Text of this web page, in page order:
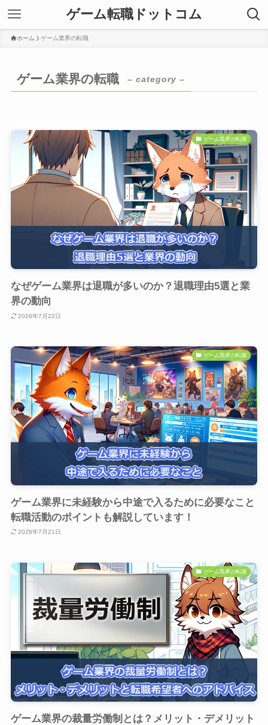
ゲーム転職ドットコム
ホーム ゲーム業界の転職
ゲーム業界の転職 – category –
ゲーム業界の転職
なぜゲーム業界は退職が多いのか？退職理由5選と業
界の動向
2026年7月22日
ゲーム業界の転職
ゲーム業界に未経験から中途で入るために必要なこと
転職活動のポイントも解説しています！
2026年7月21日
ゲーム業界の転職
ゲーム業界の裁量労働制とは？メリット・デメリット